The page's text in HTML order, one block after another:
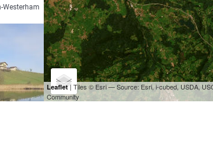
Westerham
Leaflet| Tiles © Esri — Source: Esri, i-cubed, USDA,
Community